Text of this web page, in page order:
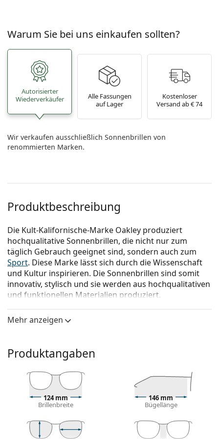
Warum Sie bei uns einkaufen sollten?
Autorisierter
Wiederverkäufer
Alle Fassungen
auf Lager
Kostenloser
Versand ab € 74
Wir verkaufen ausschließlich Sonnenbrillen von
renommierten Marken.
Produktbeschreibung
Die Kult-Kalifornische-Marke Oakley produziert
hochqualitative Sonnenbrillen, die nicht nur zum
täglich Gebrauch geeignet sind, sondern auch zum
Sport. Diese Marke lässt sich durch die Wissenschaft
und Kultur inspirieren. Die Sonnenbrillen sind somit
innovativ, stylisch und sie werden aus hochqualitativen
und funktionellen Materialien produziert.
Oakley Clifden OO 9440 01 56ist eine Sonnenbrille für
Männer.
können Sie herausfinden, wie Sie mit dieser
Sonnenbrille aussehen.
Brillenfassung
Die schwarze Farbe des Rahmens passt perfekt zu
einem kühlen Hautton und hellblondem,
Runde Sonnenbrillenfassungensind eine ideale
Wahl für Menschen mit einer quadratischen oder
Mehr anzeigen
Produktangaben
124 mm
Brillenbreite
146 mm
Bügellänge